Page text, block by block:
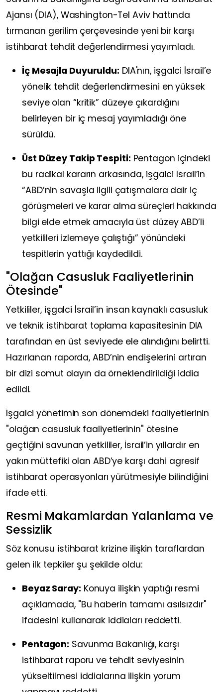
Ajansı (DIA), Washington-Tel Aviv hattında
tırmanan gerilim çerçevesinde yeni bir karşı
istihbarat tehdit değerlendirmesi yayımladı.
İç Mesajla Duyuruldu: DIA'nın, işgalci İsrail’e
yönelik tehdit değerlendirmesini en yüksek
seviye olan “kritik” düzeye çıkardığını
belirleyen bir iç mesaj yayımladığı öne
sürüldü.
Üst Düzey Takip Tespiti: Pentagon içindeki
bu radikal kararın arkasında, işgalci İsrail’in
“ABD’nin savaşla ilgili çatışmalara dair iç
görüşmeleri ve karar alma süreçleri hakkında
bilgi elde etmek amacıyla üst düzey ABD’li
yetkilileri izlemeye çalıştığı” yönündeki
tespitlerin yattığı kaydedildi.
"Olağan Casusluk Faaliyetlerinin
Ötesinde"
Yetkililer, işgalci İsrail’in insan kaynaklı casusluk
ve teknik istihbarat toplama kapasitesinin DIA
tarafından en üst seviyede ele alındığını belirtti.
Hazırlanan raporda, ABD’nin endişelerini artıran
bir dizi somut olayın da örneklendirildiği iddia
edildi.
İşgalci yönetimin son dönemdeki faaliyetlerinin
"olağan casusluk faaliyetlerinin" ötesine
geçtiğini savunan yetkililer, İsrail’in yıllardır en
yakın müttefiki olan ABD’ye karşı dahi agresif
istihbarat operasyonları yürütmesiyle bilindiğini
ifade etti.
Resmi Makamlardan Yalanlama ve
Sessizlik
Söz konusu istihbarat krizine ilişkin taraflardan
gelen ilk tepkiler şu şekilde oldu:
Beyaz Saray: Konuya ilişkin yaptığı resmi
açıklamada, "Bu haberin tamamı asılsızdır"
ifadesini kullanarak iddiaları reddetti.
Pentagon: Savunma Bakanlığı, karşı
istihbarat raporu ve tehdit seviyesinin
yükseltilmesi iddialarına ilişkin yorum